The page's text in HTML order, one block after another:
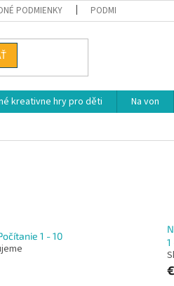
PODMIENKY PODMIENKY
kreativne hry pro děti Na von
1 - 10
1